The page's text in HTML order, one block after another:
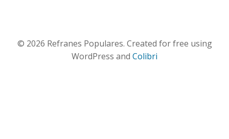
© 2026 Refranes Populares. Created for free using
WordPress and Colibri